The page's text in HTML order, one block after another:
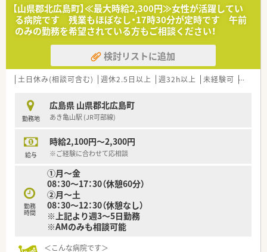
【山県郡北広島町】≪最大時給2,300円≫女性が活躍してい
る病院です 残業もほぼなし・17時30分が定時です 午前
のみの勤務を希望されている方もご相談ください！
検討リストに追加
土日休み(相談可含む) 週休2.5日以上 週32h以上 未経験可 ブラン
勤務地
広島県 山県郡北広島町
あき亀山駅 (JR可部線)
給与
時給2,100円～2,300円
※ご経験に合わせて応相談
勤務
時間
①月～金
08：30～17：30（休憩60分）
②月～土
08：30～12：30（休憩なし）
※上記より週3～5日勤務
※AMのみも相談可能
＜こんな病院です＞